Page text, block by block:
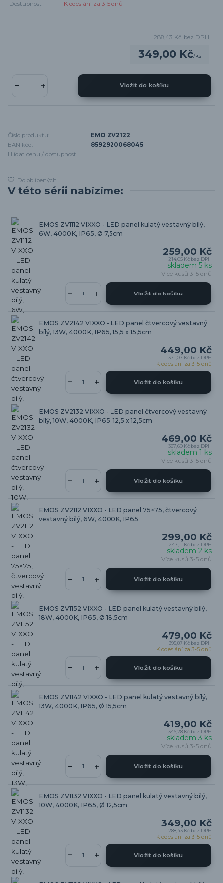
Dostupnost K odeslání za 3-5 dnů
349,00 Kč/ks
288,43 Kč bez DPH
Vložit do košíku
Číslo produktu:
EMO ZV2122
EAN kód:
8592920068045
Hlídat cenu / dostupnost
Do oblíbených
V této sérii nabízíme:
EMOS ZV1112 VIXXO - LED panel kulatý vestavný bílý,
6W, 4000K, IP65, Ø 7,5cm
259,00 Kč
214,05 Kč bez DPH
skladem 5 ks
Více kusů 3-5 dnů
Vložit do košíku
EMOS ZV2142 VIXXO - LED panel čtvercový vestavný
bílý, 13W, 4000K, IP65, 15,5 x 15,5cm
449,00 Kč
371,07 Kč bez DPH
K odeslání za 3-5 dnů
Vložit do košíku
EMOS ZV2132 VIXXO - LED panel čtvercový vestavný
bílý, 10W, 4000K, IP65, 12,5 x 12,5cm
469,00 Kč
387,60 Kč bez DPH
skladem 1 ks
Více kusů 3-5 dnů
Vložit do košíku
EMOS ZV2112 VIXXO - LED panel 75×75, čtvercový
vestavný bílý, 6W, 4000K, IP65
299,00 Kč
247,11 Kč bez DPH
skladem 2 ks
Více kusů 3-5 dnů
Vložit do košíku
EMOS ZV1152 VIXXO - LED panel kulatý vestavný bílý,
18W, 4000K, IP65, Ø 18,5cm
479,00 Kč
395,87 Kč bez DPH
K odeslání za 3-5 dnů
Vložit do košíku
EMOS ZV1142 VIXXO - LED panel kulatý vestavný bílý,
13W, 4000K, IP65, Ø 15,5cm
419,00 Kč
346,28 Kč bez DPH
skladem 3 ks
Více kusů 3-5 dnů
Vložit do košíku
EMOS ZV1132 VIXXO - LED panel kulatý vestavný bílý,
10W, 4000K, IP65, Ø 12,5cm
349,00 Kč
288,43 Kč bez DPH
K odeslání za 3-5 dnů
Vložit do košíku